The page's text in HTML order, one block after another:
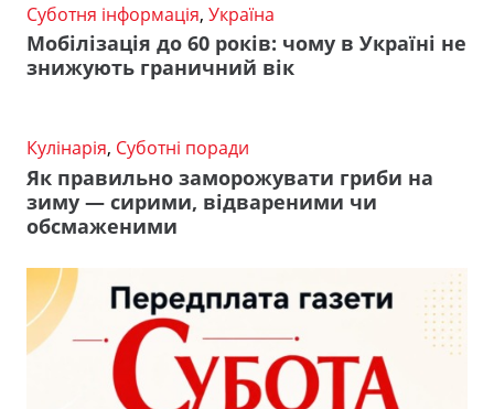
Суботня інформація, Україна
Мобілізація до 60 років: чому в Україні не
знижують граничний вік
Кулінарія, Суботні поради
Як правильно заморожувати гриби на
зиму — сирими, відвареними чи
обсмаженими